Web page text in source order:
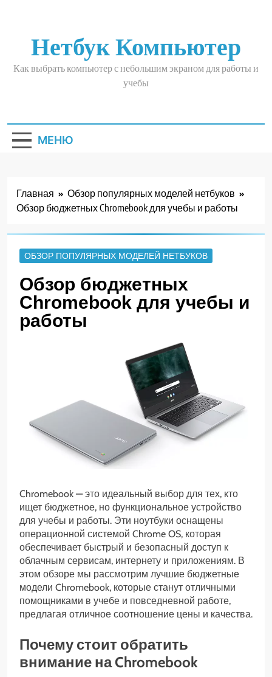
Нетбук Компьютер
Как выбрать компьютер с небольшим экраном для работы и
учебы
МЕНЮ
Главная
Обзор популярных моделей нетбуков
Обзор бюджетных Chromebook для учебы и работы
ОБЗОР ПОПУЛЯРНЫХ МОДЕЛЕЙ НЕТБУКОВ
Обзор бюджетных
Chromebook для учебы и
работы
Chromebook — это идеальный выбор для тех, кто
ищет бюджетное, но функциональное устройство
для учебы и работы. Эти ноутбуки оснащены
операционной системой Chrome OS, которая
обеспечивает быстрый и безопасный доступ к
облачным сервисам, интернету и приложениям. В
этом обзоре мы рассмотрим лучшие бюджетные
модели Chromebook, которые станут отличными
помощниками в учебе и повседневной работе,
предлагая отличное соотношение цены и качества.
Почему стоит обратить
внимание на Chromebook